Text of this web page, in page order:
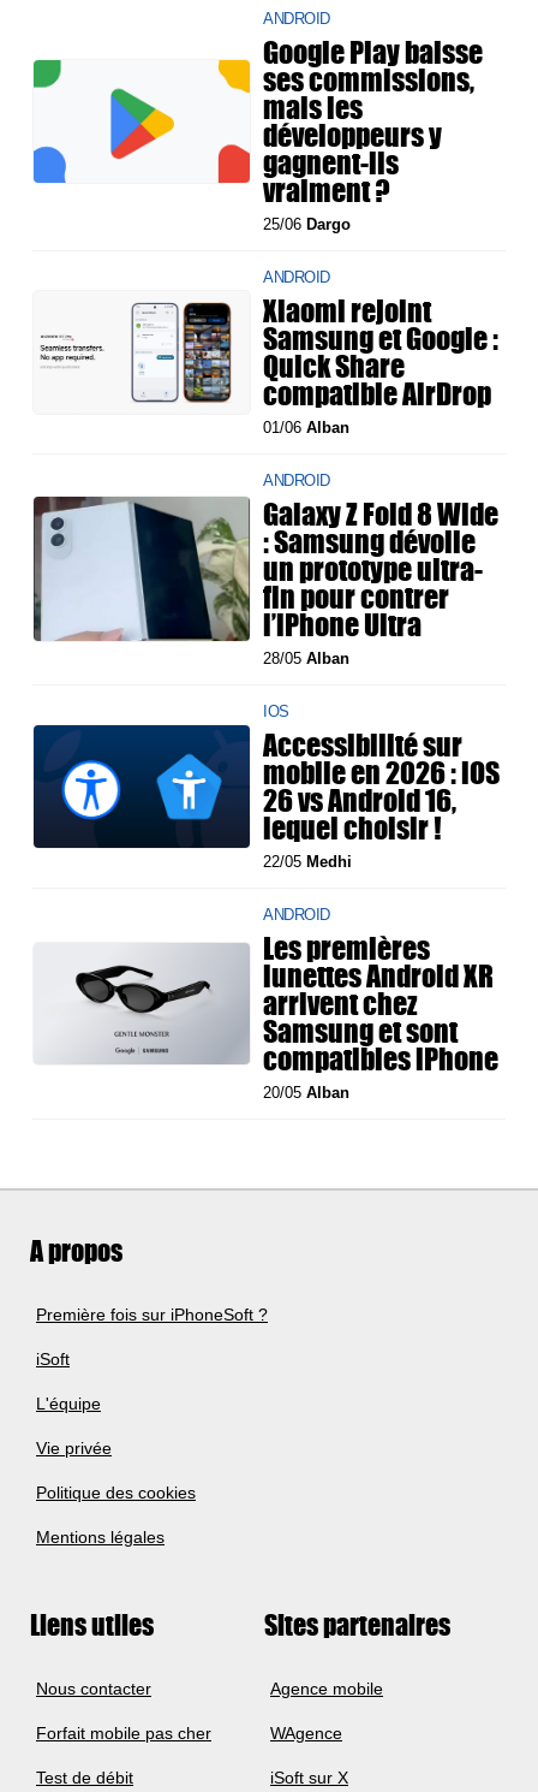
ANDROID
Google Play baisse
ses commissions,
mais les
développeurs y
gagnent-ils
vraiment ?
25/06 Dargo
ANDROID
Xiaomi rejoint
Samsung et Google :
Quick Share
compatible AirDrop
01/06Alban
ANDROID
Galaxy Z Fold 8 Wide
: Samsung dévoile
un prototype ultra-
fin pour contrer
l’iPhone Ultra
28/05Alban
IOS
Accessibilité sur
mobile en 2026 : iOS
26 vs Android 16,
lequel choisir !
22/05 Medhi
ANDROID
Les premières
lunettes Android XR
arrivent chez
Samsung et sont
compatibles iPhone
20/05Alban
A propos
Première fois sur iPhoneSoft ?
iSoft
L'équipe
Vie privée
Politique des cookies
Mentions légales
Liens utiles
Nous contacter
Forfait mobile pas cher
Test de débit
Sites partenaires
Agence mobile
WAgence
iSoft sur X